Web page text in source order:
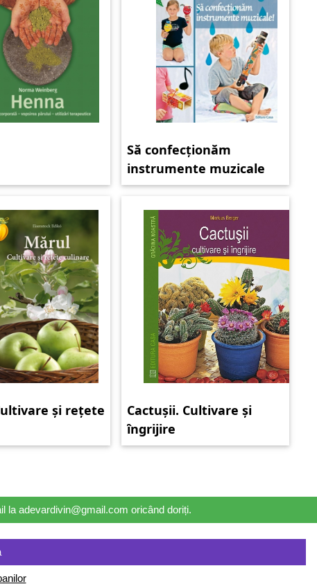
Să confecționăm
instrumente muzicale
și rețete
Cactușii. Cultivare și
îngrijire
la adevardivin@gmail.com oricând doriți.